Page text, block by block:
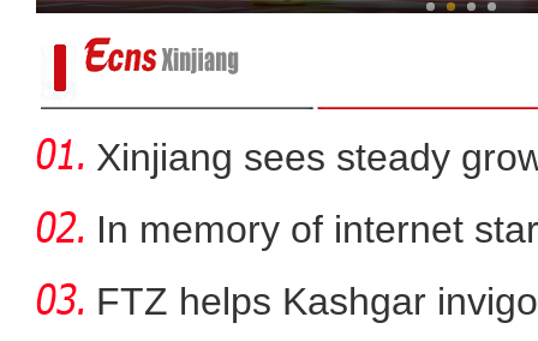
Xinjiang sees steady
In memory of internet
FTZ helps Kashgar